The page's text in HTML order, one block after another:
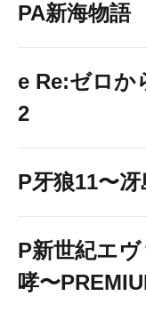
PA新海物語
e Re:ゼロか
2
P牙狼11〜
P新世紀エ
哮〜